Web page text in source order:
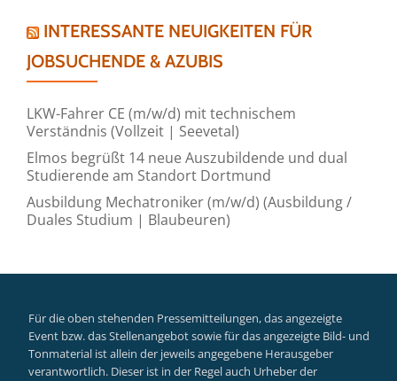
INTERESSANTE NEUIGKEITEN FÜR
JOBSUCHENDE & AZUBIS
LKW-Fahrer CE (m/w/d) mit technischem
Verständnis (Vollzeit | Seevetal)
Elmos begrüßt 14 neue Auszubildende und dual
Studierende am Standort Dortmund
Ausbildung Mechatroniker (m/w/d) (Ausbildung /
Duales Studium | Blaubeuren)
Für die oben stehenden Pressemitteilungen, das angezeigte
Event bzw. das Stellenangebot sowie für das angezeigte Bild- und
Tonmaterial ist allein der jeweils angegebene Herausgeber
verantwortlich. Dieser ist in der Regel auch Urheber der